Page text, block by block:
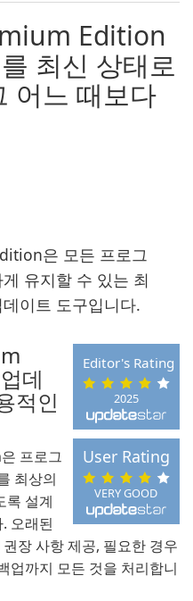
Edition
최신 상태로
어느 때보다
은 모든 프로그
유지할 수 있는 최
이트 도구입니다.
2025
Editor's Rating
VERY GOOD
User Rating
데
적인
프로그
최상의
록 설계
오래된
장 사항 제공, 필요한 경우
업까지 모든 것을 처리합니